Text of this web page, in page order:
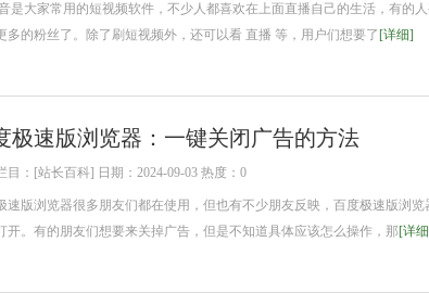
大家常用的短视频软件，不少人都喜欢在上面直播自己的生活，有的
多的粉丝了。除了刷短视频外，还可以看 直播 等，用户们想要了 [详细]
极速版浏览器：一键关闭广告的方法
目：[站长百科] 日期：2024-09-03 热度：0
速版浏览器很多朋友们都在使用，但也有不少朋友反映，百度极速版浏
开。有的朋友们想要来关掉广告，但是不知道具体应该怎么操作，那[详